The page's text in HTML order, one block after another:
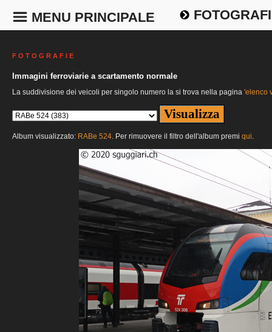
MENU PRINCIPALE
F O T O G R A F I E
Immagini ferroviarie a scartamento normale
La suddivisione dei veicoli per singolo numero la si trova nella pagina 'elenco
Album visualizzato: RABe 524. Per rimuovere il filtro dell'album premi qui.